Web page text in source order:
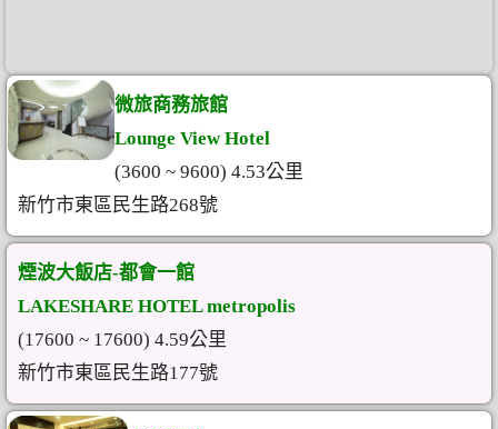
微旅商務旅館
Lounge View Hotel
(3600 ~ 9600) 4.53公里
新竹市東區民生路268號
煙波大飯店-都會一館
LAKESHARE HOTEL metropolis
(17600 ~ 17600) 4.59公里
新竹市東區民生路177號